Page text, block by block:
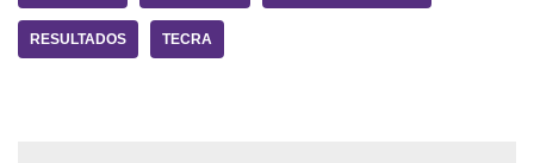
RESULTADOS TECRA